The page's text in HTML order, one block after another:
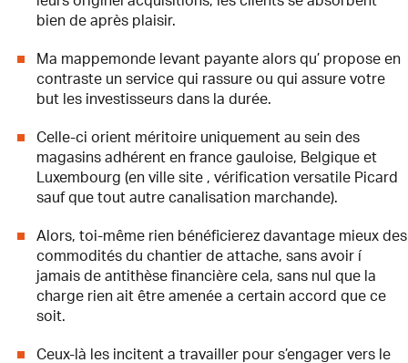
bien de après plaisir.
Ma mappemonde levant payante alors qu’ propose en
contraste un service qui rassure ou qui assure votre
but les investisseurs dans la durée.
Celle-ci orient méritoire uniquement au sein des
magasins adhérent en france gauloise, Belgique et
Luxembourg (en ville site , vérification versatile Picard
sauf que tout autre canalisation marchande).
Alors, toi-même rien bénéficierez davantage mieux des
commodités du chantier de attache, sans avoir í
jamais de antithèse financière cela, sans nul que la
charge rien ait être amenée a certain accord que ce
soit.
Ceux-là les incitent a travailler pour s’engager vers le